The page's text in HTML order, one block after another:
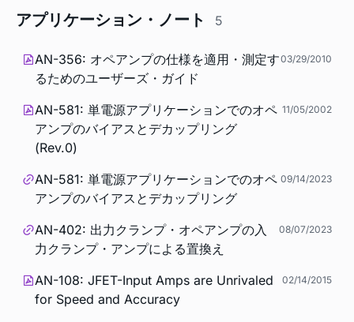
アプリケーション・ノート 5
AN-356: オペアンプの仕様を適用・測定す
るためのユーザーズ・ガイド
03/29/2010
AN-581: 単電源アプリケーションでのオペ
アンプのバイアスとデカップリング
(Rev.0)
11/05/2002
AN-581: 単電源アプリケーションでのオペ
アンプのバイアスとデカップリング
09/14/2023
AN-402: 出力クランプ・オペアンプの入
力クランプ・アンプによる置換え
08/07/2023
AN-108: JFET-Input Amps are Unrivaled
for Speed and Accuracy
02/14/2015